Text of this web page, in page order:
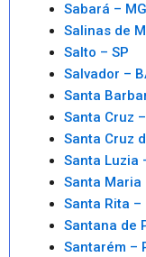
Sabará – MG
Salinas de
Salto – SP
Salvador –
Santa
Santa Cruz
Santa Cruz
Santa Luzia
Santa Maria
Santa Rita –
Santana de
Santarém –